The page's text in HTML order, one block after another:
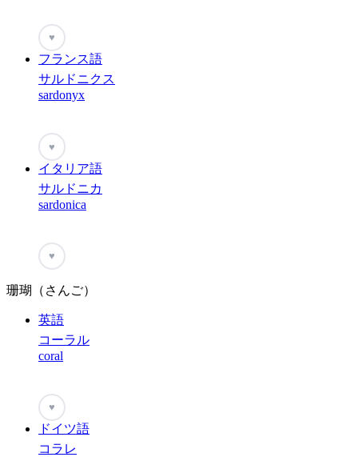
♥
フランス語
サルドニクス
sardonyx
♥
イタリア語
サルドニカ
sardonica
♥
珊瑚（さんご）
英語
コーラル
coral
♥
ドイツ語
コラレ